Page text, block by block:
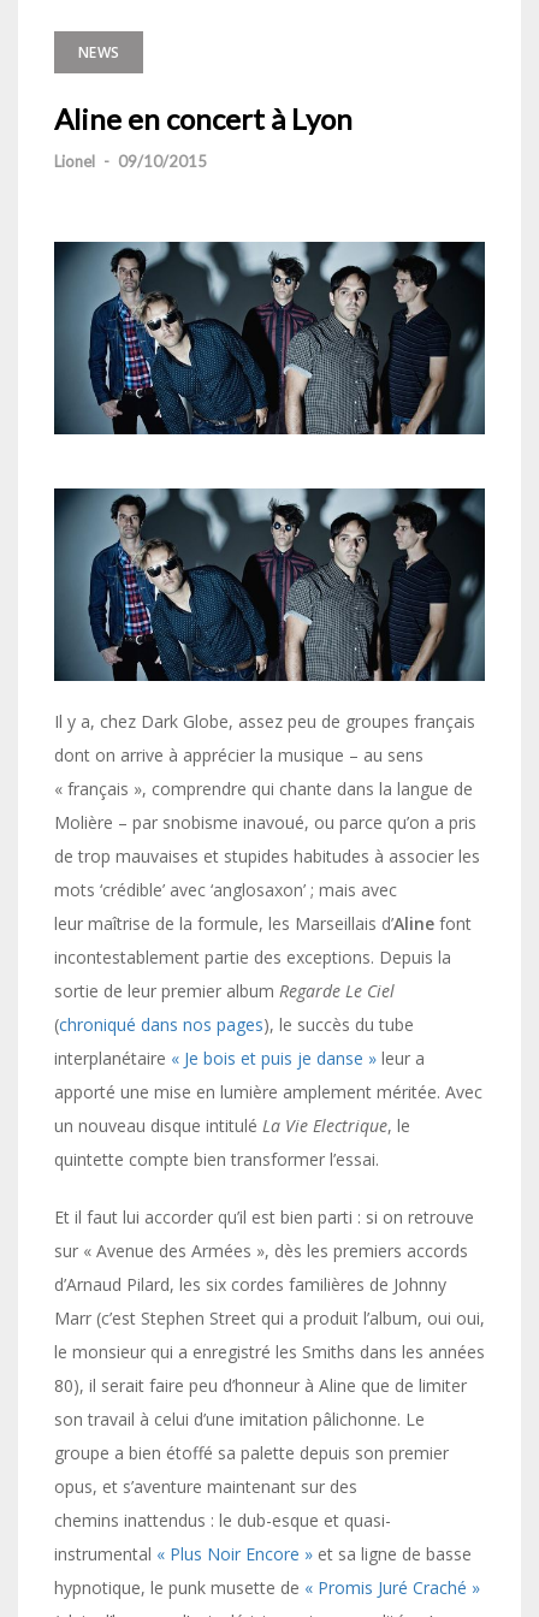
NEWS
Aline en concert à Lyon
Lionel - 09/10/2015
Il y a, chez Dark Globe, assez peu de groupes français
dont on arrive à apprécier la musique – au sens
« français », comprendre qui chante dans la langue de
Molière – par snobisme inavoué, ou parce qu’on a pris
de trop mauvaises et stupides habitudes à associer les
mots ‘crédible’ avec ‘anglosaxon’ ; mais avec
leur maîtrise de la formule, les Marseillais d’Aline font
incontestablement partie des exceptions. Depuis la
sortie de leur premier album Regarde Le Ciel
(chroniqué dans nos pages), le succès du tube
interplanétaire « Je bois et puis je danse » leur a
apporté une mise en lumière amplement méritée. Avec
un nouveau disque intitulé La Vie Electrique, le
quintette compte bien transformer l’essai.
Et il faut lui accorder qu’il est bien parti : si on retrouve
sur « Avenue des Armées », dès les premiers accords
d’Arnaud Pilard, les six cordes familières de Johnny
Marr (c’est Stephen Street qui a produit l’album, oui oui,
le monsieur qui a enregistré les Smiths dans les années
80), il serait faire peu d’honneur à Aline que de limiter
son travail à celui d’une imitation pâlichonne. Le
groupe a bien étoffé sa palette depuis son premier
opus, et s’aventure maintenant sur des
chemins inattendus : le dub-esque et quasi-
instrumental « Plus Noir Encore » et sa ligne de basse
hypnotique, le punk musette de « Promis Juré Craché »